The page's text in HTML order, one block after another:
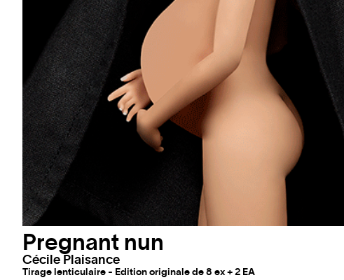
Pregnant nun
Cécile Plaisance
Tirage lenticulaire - Edition originale de 8 ex + 2 EA